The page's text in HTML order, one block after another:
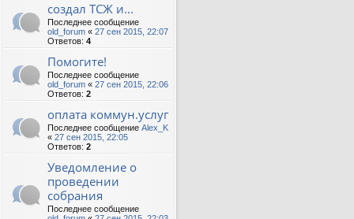
создал ТСЖ и...
Последнее сообщение
old_forum « 27 сен 2015, 22:07
Ответов: 4
Помогите!
Последнее сообщение
old_forum « 27 сен 2015, 22:06
Ответов: 2
оплата коммун.услуг
Последнее сообщение Alex_K
« 27 сен 2015, 22:05
Ответов: 2
Уведомление о
проведении
собрания
Последнее сообщение